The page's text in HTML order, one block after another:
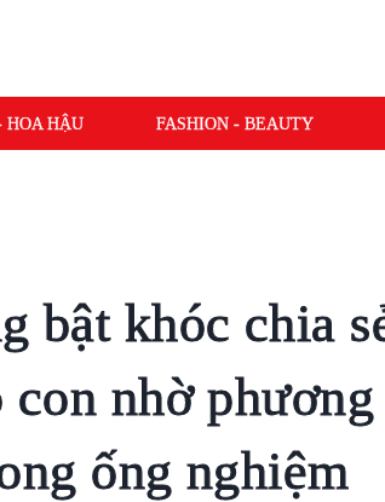
HOA HẬU FASHION - BEAUTY
bật khóc chia
con nhờ phương
ống nghiệm